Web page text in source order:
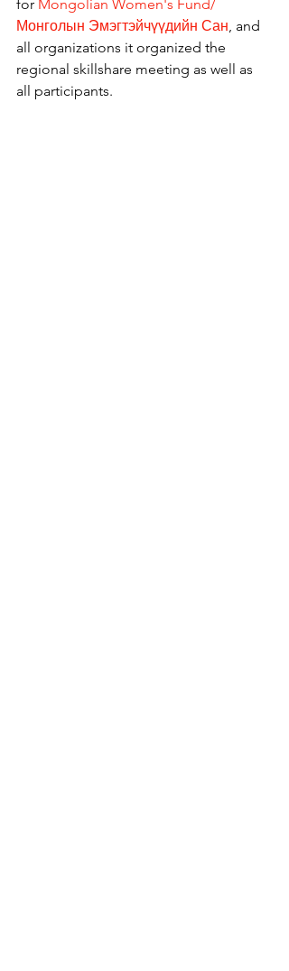
for Mongolian Women's Fund/
Монголын Эмэгтэйчүүдийн Сан, and
all organizations it organized the
regional skillshare meeting as well as
all participants.